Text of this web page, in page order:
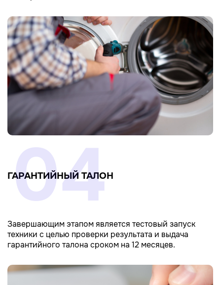
04
ГАРАНТИЙНЫЙ ТАЛОН
Завершающим этапом является тестовый запуск
техники с целью проверки результата и выдача
гарантийного талона сроком на 12 месяцев.